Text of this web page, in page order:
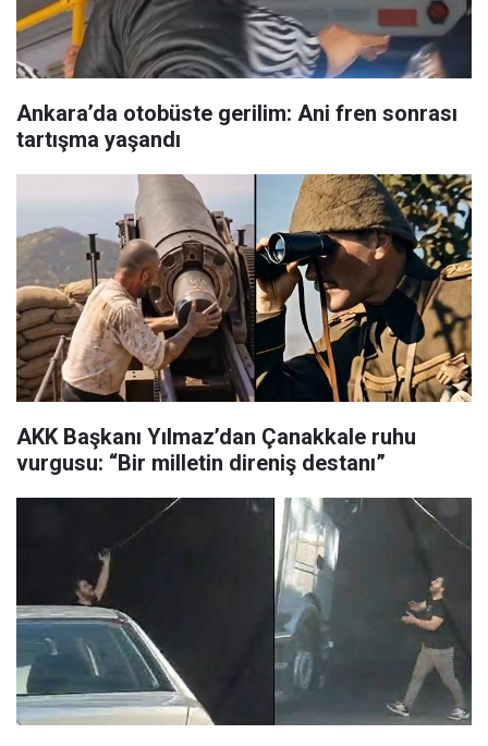
Ankara’da otobüste gerilim: Ani fren sonrası
tartışma yaşandı
AKK Başkanı Yılmaz’dan Çanakkale ruhu
vurgusu: “Bir milletin direniş destanı”